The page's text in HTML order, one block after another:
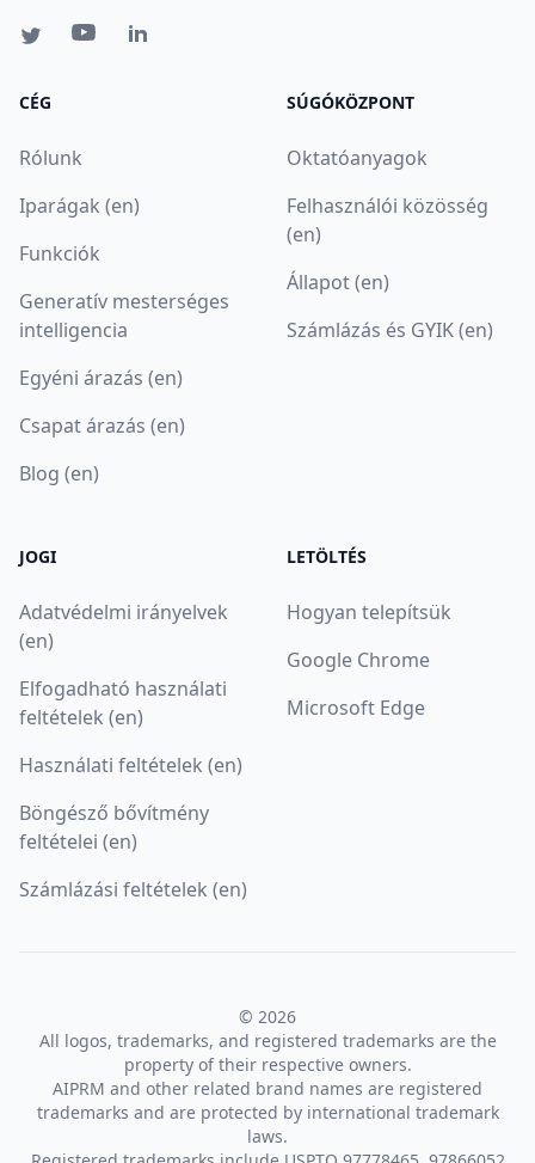
CÉG
Rólunk
Iparágak (en)
Funkciók
Generatív mesterséges
intelligencia
Egyéni árazás (en)
Csapat árazás (en)
Blog (en)
SÚGÓKÖZPONT
Oktatóanyagok
Felhasználói közösség
(en)
Állapot (en)
Számlázás és GYIK (en)
JOGI
Adatvédelmi irányelvek
(en)
Elfogadható használati
feltételek (en)
Használati feltételek (en)
Böngésző bővítmény
feltételei (en)
Számlázási feltételek (en)
LETÖLTÉS
Hogyan telepítsük
Google Chrome
Microsoft Edge
© 2026
All logos, trademarks, and registered trademarks are the
property of their respective owners.
AIPRM and other related brand names are registered
trademarks and are protected by international trademark
laws.